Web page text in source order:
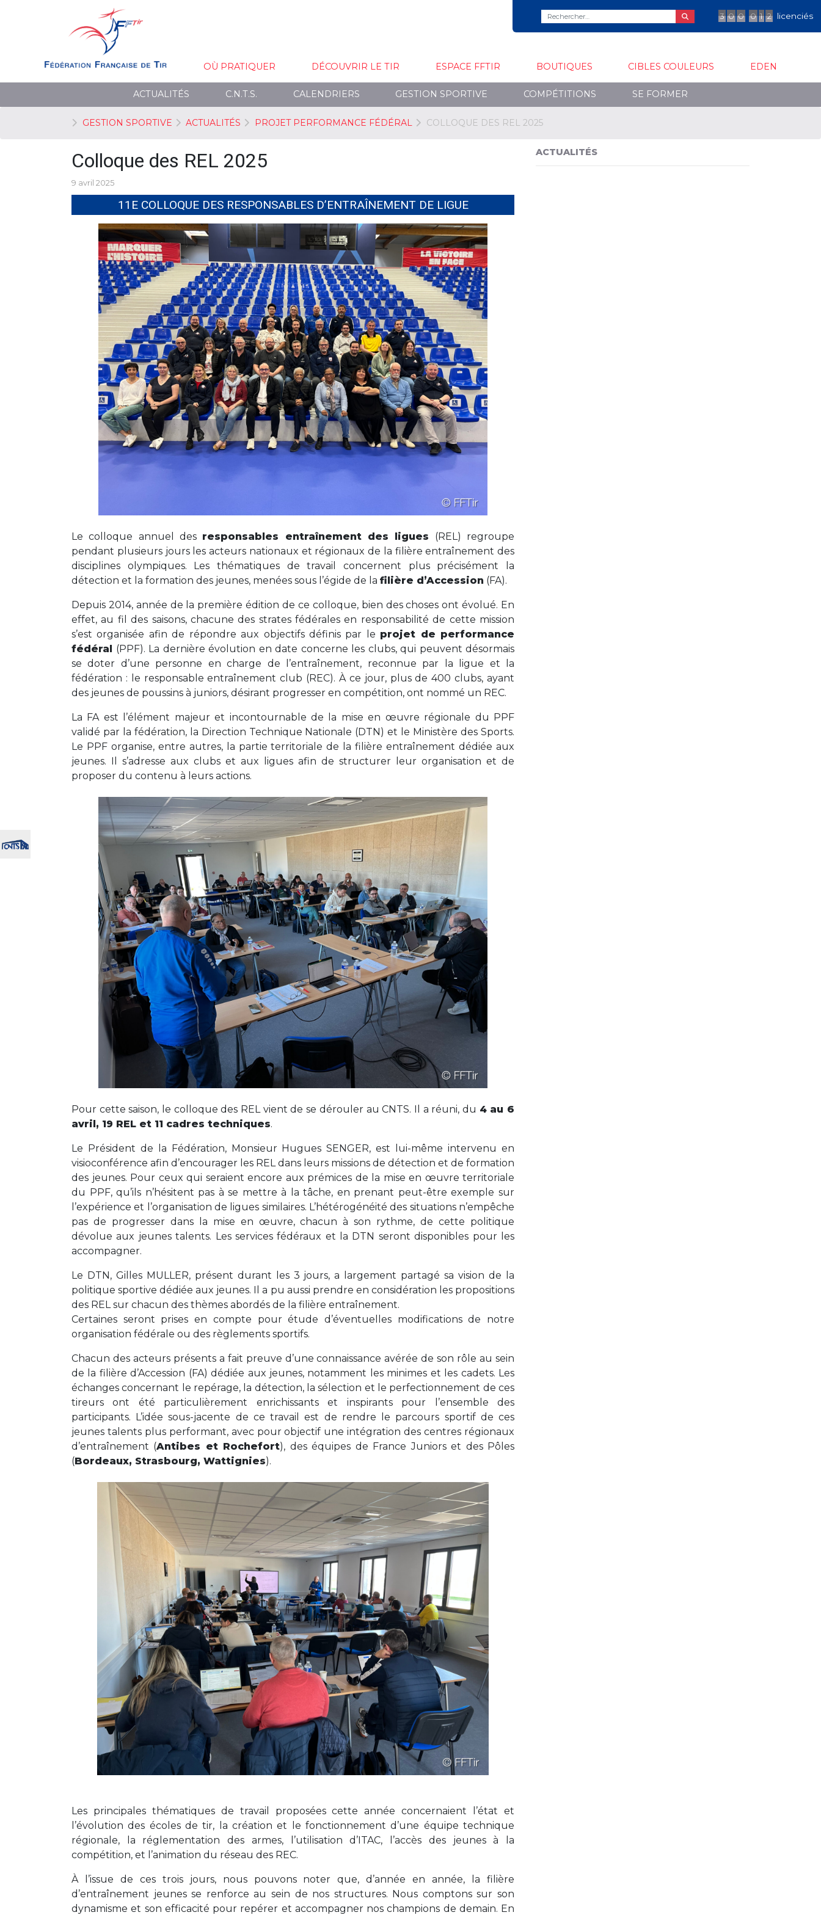
3 0 0 0 1 2 licenciés
OÙ PRATIQUER DÉCOUVRIR LE TIR ESPACE FFTIR BOUTIQUES CIBLES COULEURS EDEN
ACTUALITÉS C.N.T.S. CALENDRIERS GESTION SPORTIVE COMPÉTITIONS SE FORMER
GESTION SPORTIVE ACTUALITÉS PROJET PERFORMANCE FÉDÉRAL COLLOQUE DES REL 2025
Colloque des REL 2025
9 avril 2025
11E COLLOQUE DES RESPONSABLES D’ENTRAÎNEMENT DE LIGUE
Le colloque annuel des responsables entraînement des ligues (REL) regroupe
pendant plusieurs jours les acteurs nationaux et régionaux de la filière entraînement des
disciplines olympiques. Les thématiques de travail concernent plus précisément la
détection et la formation des jeunes, menées sous l’égide de la filière d’Accession (FA).
Depuis 2014, année de la première édition de ce colloque, bien des choses ont évolué. En
effet, au fil des saisons, chacune des strates fédérales en responsabilité de cette mission
s’est organisée afin de répondre aux objectifs définis par le projet de performance
fédéral (PPF). La dernière évolution en date concerne les clubs, qui peuvent désormais
se doter d’une personne en charge de l’entraînement, reconnue par la ligue et la
fédération : le responsable entraînement club (REC). À ce jour, plus de 400 clubs, ayant
des jeunes de poussins à juniors, désirant progresser en compétition, ont nommé un REC.
La FA est l’élément majeur et incontournable de la mise en œuvre régionale du PPF
validé par la fédération, la Direction Technique Nationale (DTN) et le Ministère des Sports.
Le PPF organise, entre autres, la partie territoriale de la filière entraînement dédiée aux
jeunes. Il s’adresse aux clubs et aux ligues afin de structurer leur organisation et de
proposer du contenu à leurs actions.
Pour cette saison, le colloque des REL vient de se dérouler au CNTS. Il a réuni, du 4 au 6
avril, 19 REL et 11 cadres techniques.
Le Président de la Fédération, Monsieur Hugues SENGER, est lui-même intervenu en
visioconférence afin d’encourager les REL dans leurs missions de détection et de formation
des jeunes. Pour ceux qui seraient encore aux prémices de la mise en œuvre territoriale
du PPF, qu’ils n’hésitent pas à se mettre à la tâche, en prenant peut-être exemple sur
l’expérience et l’organisation de ligues similaires. L’hétérogénéité des situations n’empêche
pas de progresser dans la mise en œuvre, chacun à son rythme, de cette politique
dévolue aux jeunes talents. Les services fédéraux et la DTN seront disponibles pour les
accompagner.
Le DTN, Gilles MULLER, présent durant les 3 jours, a largement partagé sa vision de la
politique sportive dédiée aux jeunes. Il a pu aussi prendre en considération les propositions
des REL sur chacun des thèmes abordés de la filière entraînement.
Certaines seront prises en compte pour étude d’éventuelles modifications de notre
organisation fédérale ou des règlements sportifs.
Chacun des acteurs présents a fait preuve d’une connaissance avérée de son rôle au sein
de la filière d’Accession (FA) dédiée aux jeunes, notamment les minimes et les cadets. Les
échanges concernant le repérage, la détection, la sélection et le perfectionnement de ces
tireurs ont été particulièrement enrichissants et inspirants pour l’ensemble des
participants. L’idée sous-jacente de ce travail est de rendre le parcours sportif de ces
jeunes talents plus performant, avec pour objectif une intégration des centres régionaux
d’entraînement (Antibes et Rochefort), des équipes de France Juniors et des Pôles
(Bordeaux, Strasbourg, Wattignies).
Les principales thématiques de travail proposées cette année concernaient l’état et
l’évolution des écoles de tir, la création et le fonctionnement d’une équipe technique
régionale, la réglementation des armes, l’utilisation d’ITAC, l’accès des jeunes à la
compétition, et l’animation du réseau des REC.
À l’issue de ces trois jours, nous pouvons noter que, d’année en année, la filière
d’entraînement jeunes se renforce au sein de nos structures. Nous comptons sur son
dynamisme et son efficacité pour repérer et accompagner nos champions de demain. En
ACTUALITÉS